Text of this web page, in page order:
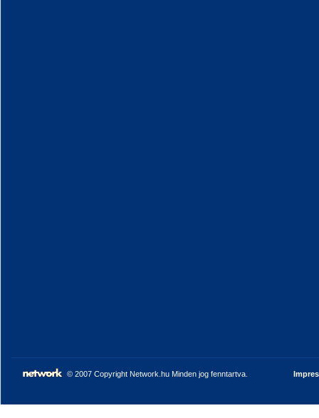
© 2007 Copyright Network.hu Minden jog fenntartva.